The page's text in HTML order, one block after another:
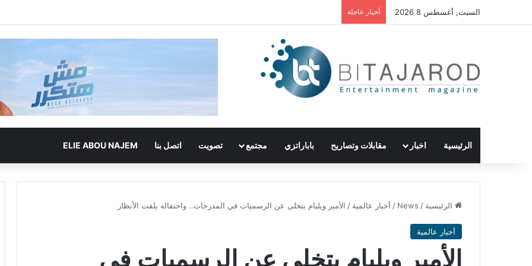
السبت, أغسطس 8 2026 أخبار عاجلة
الرئيسية اخبار مقابلات وتصاريح باباراتزي مجتمع تصويت اتصل بنا ELIE ABOU NAJEM
الرئيسية /
News
/ أخبار عالمية / الأمير ويليام يتخلى عن الرسميات في المدرجات.. واحتفاله يلفت الأنظار
أخبار عالمية
الأمير ويليام يتخلى عن الرسميات في